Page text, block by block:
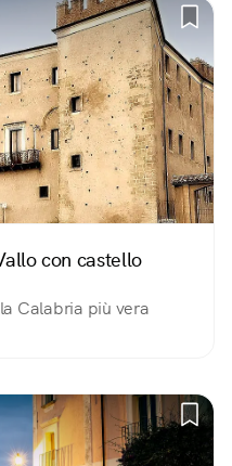
con castello
Calabria più vera